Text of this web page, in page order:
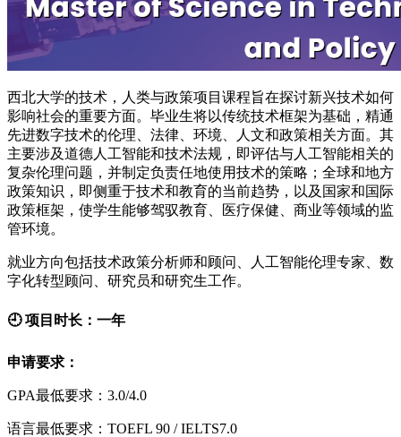
西北大学的技术，人类与政策项目课程旨在探讨新兴技术如何
影响社会的重要方面。毕业生将以传统技术框架为基础，精通
先进数字技术的伦理、法律、环境、人文和政策相关方面。其
主要涉及道德人工智能和技术法规，即评估与人工智能相关的
复杂伦理问题，并制定负责任地使用技术的策略；全球和地方
政策知识，即侧重于技术和教育的当前趋势，以及国家和国际
政策框架，使学生能够驾驭教育、医疗保健、商业等领域的监
管环境。
就业方向包括技术政策分析师和顾问、人工智能伦理专家、数
字化转型顾问、研究员和研究生工作。
🕘 项目时长：一年
申请要求：
GPA最低要求：3.0/4.0
语言最低要求：TOEFL 90 / IELTS7.0